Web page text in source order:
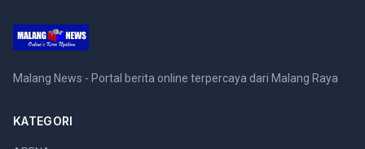
Malang News - Portal berita online terpercaya dari Malang Raya
KATEGORI